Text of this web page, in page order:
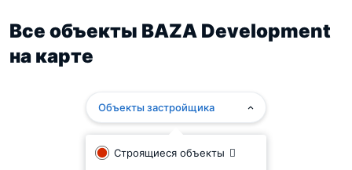
Все объекты BAZA Development
на карте
Объекты застройщика
Строящиеся объекты